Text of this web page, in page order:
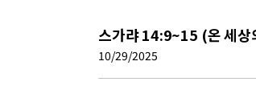
스가랴 14:9~15 (온 세상
10/29/2025